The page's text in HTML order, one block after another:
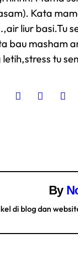
Kata
liur basi.Tu
bau masham
tu
By
di blog dan